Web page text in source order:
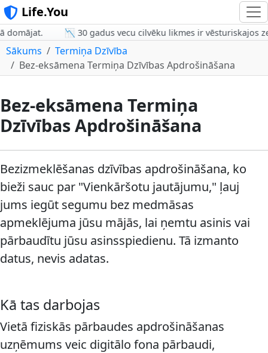
Life.You
📉 30 gadus vecu cilvēku likmes ir vēsturiskajos
Sākums
Termiņa Dzīvība
Bez-eksāmena Termiņa Dzīvības Apdrošināšana
Bez-eksāmena Termiņa
Dzīvības Apdrošināšana
Bezizmeklēšanas dzīvības apdrošināšana, ko
bieži sauc par "Vienkāršotu jautājumu," ļauj
jums iegūt segumu bez medmāsas
apmeklējuma jūsu mājās, lai ņemtu asinis vai
pārbaudītu jūsu asinsspiedienu. Tā izmanto
datus, nevis adatas.
Kā tas darbojas
Vietā fiziskās pārbaudes apdrošināšanas
uzņēmums veic digitālo fona pārbaudi,